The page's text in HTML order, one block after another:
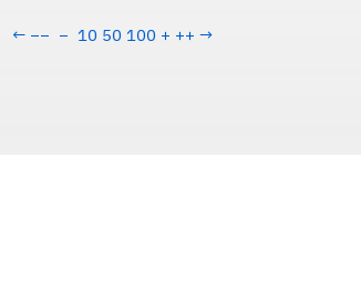
← −− − 10 50 100 + ++ →